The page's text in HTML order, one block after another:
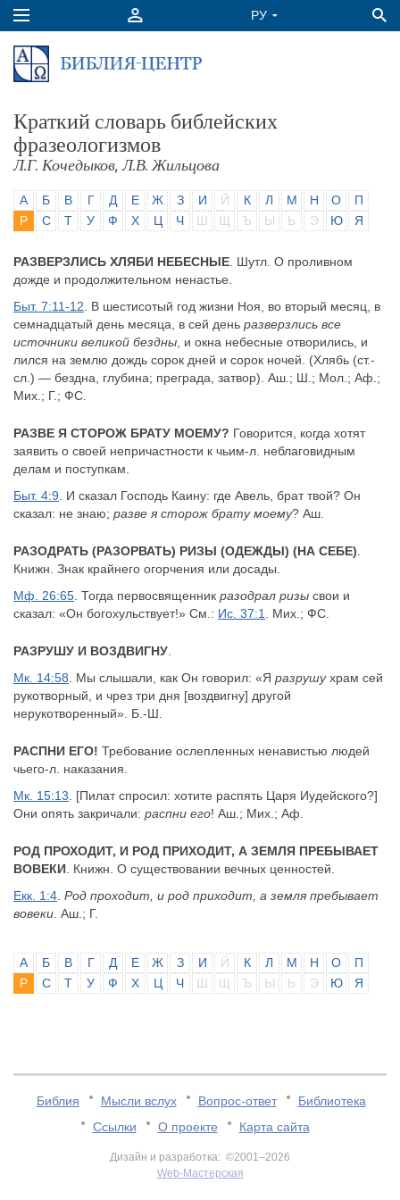
Краткий словарь библейских
фразеологизмов
Л.Г. Кочедыков, Л.В. Жильцова
А Б В Г Д Е Ж З И Й К Л М Н О
П
Р
С Т У Ф Х Ц Ч Ш Щ Ъ Ы Ь Э Ю Я
РАЗВЕРЗЛИСЬ ХЛЯБИ НЕБЕСНЫЕ . Шутл. О проливном
дожде и продолжительном ненастье.
Быт. 7:11-12 . В шестисотый год жизни Ноя, во вторый месяц, в
семнадцатый день месяца, в сей день разверзлись все
источники великой бездны , и окна небесные отворились, и
лился на землю дождь сорок дней и сорок ночей. (Хлябь (ст.-
сл.) — бездна, глубина; преграда, затвор). Аш.; Ш.; Мол.; Аф.;
Мих.; Г.; ФС.
РАЗВЕ Я СТОРОЖ БРАТУ МОЕМУ? Говорится, когда хотят
заявить о своей непричастности к чьим-л. неблаговидным
делам и поступкам.
Быт. 4:9 . И сказал Господь Каину: где Авель, брат твой? Он
сказал: не знаю; разве я сторож брату моему? Аш.
РАЗОДРАТЬ (РАЗОРВАТЬ) РИЗЫ (ОДЕЖДЫ) (НА СЕБЕ)
Книжн. Знак крайнего огорчения или досады.
Мф. 26:65 . Тогда первосвященник разодрал ризы свои и
сказал: «Он богохульствует!» См.: Ис. 37:1 . Мих.; ФС.
РАЗРУШУ И ВОЗДВИГНУ
Мк. 14:58 . Мы слышали, как Он говорил: «Я разрушухрам сей
рукотворный, и чрез три дня [воздвигну] другой
нерукотворенный». Б.-Ш.
РАСПНИ ЕГО! Требование ослепленных ненавистью людей
чьего-л. наказания.
Мк. 15:13 . [Пилат спросил: хотите распять Царя Иудейского?]
Они опять закричали: распни его! Аш.; Мих.; Аф.
РОД ПРОХОДИТ, И РОД ПРИХОДИТ, А ЗЕМЛЯ ПРЕБЫВАЕТ
ВОВЕКИ . Книжн. О существовании вечных ценностей.
Екк. 1:4 Род проходит, и род приходит, а земля пребывает
вовеки . Аш.; Г.
А Б В Г Д Е Ж З И Й К Л М Н О
П
Р
С Т У Ф Х Ц Ч Ш Щ Ъ Ы Ь Э Ю Я
Библия Мысли вслух Вопрос-ответ
Библиотека
Ссылки
О проекте Карта сайта
Дизайн и разработка: ©2001–2026
Web-Мастерская